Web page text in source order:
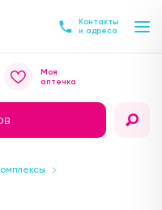
Контакты
и адреса
Моя
аптечка